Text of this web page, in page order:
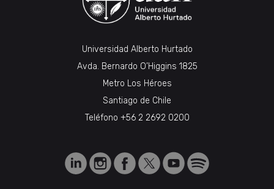
Universidad Alberto Hurtado
Avda. Bernardo O’Higgins 1825
Metro Los Héroes
Santiago de Chile
Teléfono +56 2 2692 0200